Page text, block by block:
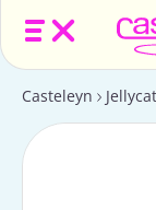
Casteleyn Jellycat
Ga